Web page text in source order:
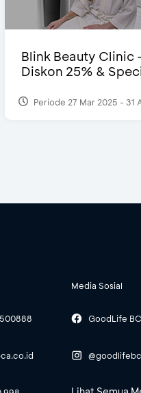
Blink Beauty Clinic
Diskon 25% &
Periode 27 Mar 2025 - 31
Media Sosial
GoodLife